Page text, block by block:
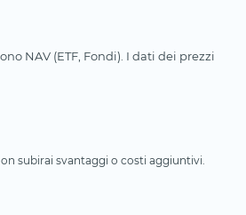
NAV (ETF, Fondi). I dati dei prezzi
subirai svantaggi o costi aggiuntivi.